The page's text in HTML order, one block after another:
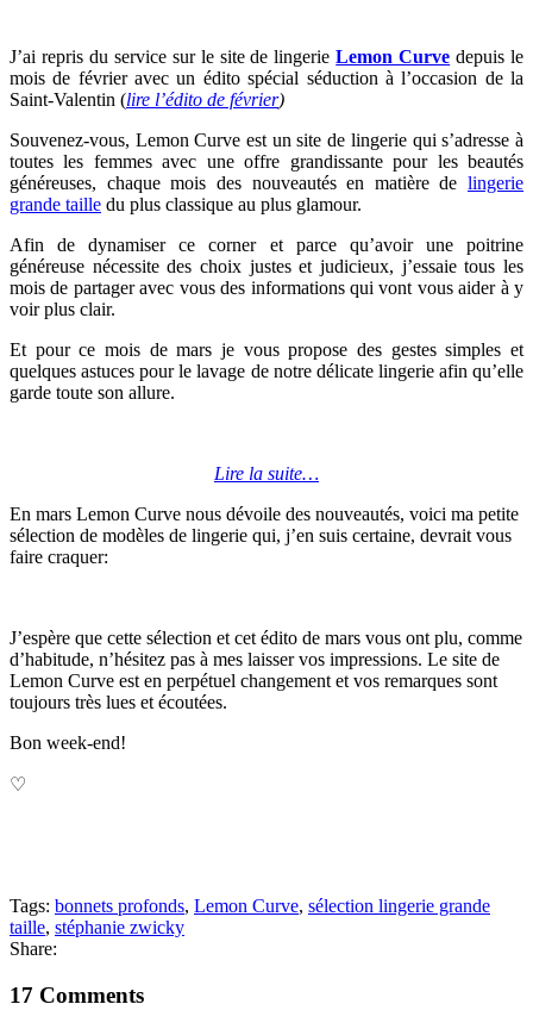
J’ai repris du service sur le site de lingerieLemon Curve depuis le
mois de février avec un édito spécial séduction à l’occasion de la
Saint-Valentin (lire l’édito de février)
Souvenez-vous, Lemon Curve est un site de lingerie qui s’adresse à
toutes les femmes avec une offre grandissante pour les beautés
généreuses, chaque mois des nouveautés en matière de lingerie
grande taille du plus classique au plus glamour.
Afin de dynamiser ce corner et parce qu’avoir une poitrine
généreuse nécessite des choix justes et judicieux, j’essaie tous les
mois de partager avec vous des informations qui vont vous aider à y
voir plus clair.
Et pour ce mois de mars je vous propose des gestes simples et
quelques astuces pour le lavage de notre délicate lingerie afin qu’elle
garde toute son allure.
Lire la suite…
En mars Lemon Curve nous dévoile des nouveautés, voici ma petite
sélection de modèles de lingerie qui, j’en suis certaine, devrait vous
faire craquer:
J’espère que cette sélection et cet édito de mars vous ont plu, comme
d’habitude, n’hésitez pas à mes laisser vos impressions. Le site de
Lemon Curve est en perpétuel changement et vos remarques sont
toujours très lues et écoutées.
Bon week-end!
♡
Tags: bonnets profonds, Lemon Curve, sélection lingerie grande
taille, stéphanie zwicky
Share:
17 Comments